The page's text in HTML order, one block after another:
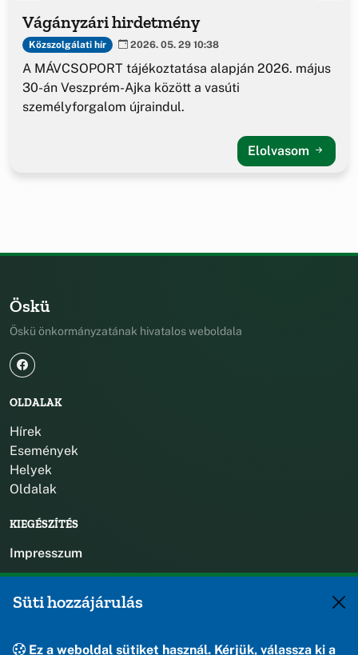
Vágányzári hirdetmény
Közszolgálati hír 2026. 05. 29 10:38
A MÁVCSOPORT tájékoztatása alapján 2026. május
30-án Veszprém-Ajka között a vasúti
személyforgalom újraindul.
Elolvasom
Öskü
Öskü önkormányzatának hivatalos weboldala
OLDALAK
Hírek
Események
Helyek
Oldalak
KIEGÉSZÍTÉS
Impresszum
+36 88 588 560
Süti hozzájárulás
Ez a weboldal sütiket használ. Kérjük, válassza ki a